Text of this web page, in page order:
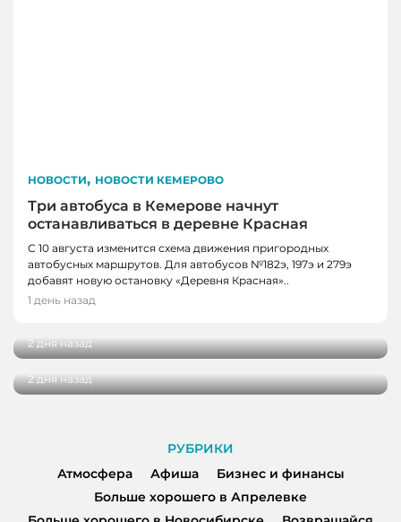
НОВОСТИ, НОВОСТИ КЕМЕРОВО
Три автобуса в Кемерове начнут
останавливаться в деревне Красная
С 10 августа изменится схема движения пригородных
автобусных маршрутов. Для автобусов №182э, 197э и 279э
добавят новую остановку «Деревня Красная»..
1 день назад
НОВОСТИ
В Кузбассе наградили лучших тренеров,
2 дня назад
НОВОСТИ, НОВОСТИ КЕМЕРОВО
годом
2 дня назад
РУБРИКИ
Атмосфера
Афиша
Бизнес и финансы
Больше хорошего в Апрелевке